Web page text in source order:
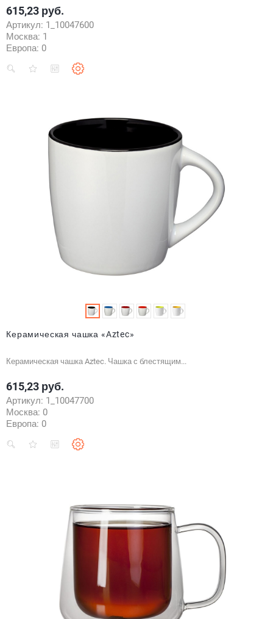
Цена
615,23 руб.
Артикул: 1_10047600
Москва: 1
Европа: 0
Керамическая чашка «Aztec»
Керамическая чашка Aztec. Чашка с блестящим...
Цена
615,23 руб.
Артикул: 1_10047700
Москва: 0
Европа: 0